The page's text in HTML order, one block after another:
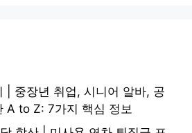
| 중장년 취업, 시니어 알바, 공
A to Z: 7가지 핵심 정보